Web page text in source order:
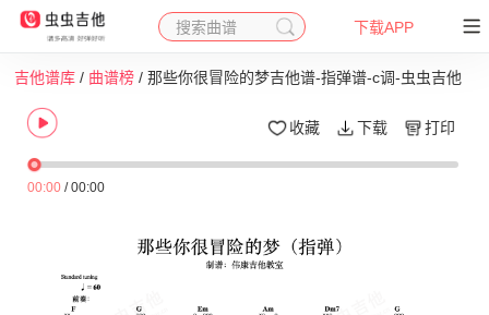
搜索曲谱 下载APP
吉他谱库 / 曲谱榜 / 那些你很冒险的梦吉他谱-指弹谱-c调-虫虫吉他
收藏 下载 打印
00:00 /00:00